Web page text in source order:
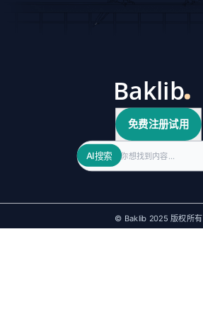
免费注册试用
Search
AI搜索
© Baklib 2025 版权所有